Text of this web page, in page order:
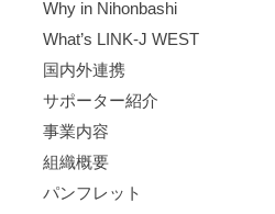
Why in Nihonbashi
What’s LINK-J WEST
国内外連携
サポーター紹介
事業内容
組織概要
パンフレット